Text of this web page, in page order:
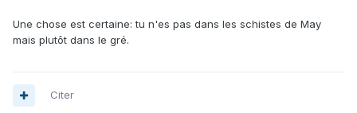
Une chose est certaine: tu n'es pas dans les schistes de May
mais plutôt dans le gré.
Citer